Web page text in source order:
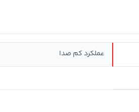
عملکرد کم صدا